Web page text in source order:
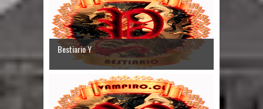
Bestiario Y